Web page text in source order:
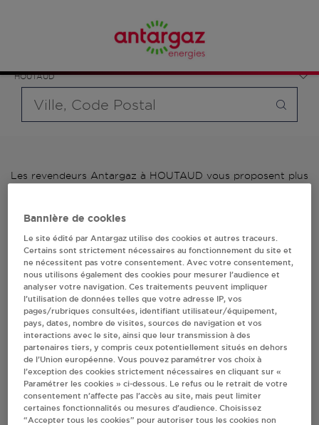
Bourgogne-Franche-Comté
HOUTAUD
bouteille souhaité et le type de point de vente (revendeur /
distributeur automatique de bouteilles de gaz ou station GPL
carburant)
Les revendeurs Antargaz à HOUTAUD vous proposent plus
Antargaz à HOUTAUD, l'adresse, le numéro de téléphone de
1 revendeur(s) Antargaz
à HOUTAUD
Villes
CENTRE E.LECLERC HOUTAUD
CENTRE LECLERC 02/25
ROUTE DE DIJON
Bannière de cookies
Le site édité par Antargaz utilise des cookies et autres traceurs.
Certains sont strictement nécessaires au fonctionnement du site et
ne nécessitent pas votre consentement. Avec votre consentement,
nous utilisons également des cookies pour mesurer l’audience et
analyser votre navigation. Ces traitements peuvent impliquer
l’utilisation de données telles que votre adresse IP, vos
pages/rubriques consultées, identifiant utilisateur/équipement,
pays, dates, nombre de visites, sources de navigation et vos
interactions avec le site, ainsi que leur transmission à des
partenaires tiers, y compris ceux potentiellement situés en dehors
de l’Union européenne. Vous pouvez paramétrer vos choix à
l’exception des cookies strictement nécessaires en cliquant sur «
Paramétrer les cookies » ci-dessous. Le refus ou le retrait de votre
consentement n’affecte pas l’accès au site, mais peut limiter
certaines fonctionnalités ou mesures d’audience. Choisissez
“Accepter tous les cookies” pour autoriser tous les cookies non